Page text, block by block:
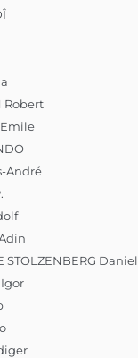
Robert
Emile
André
STOLZENBERG Daniel
Igor